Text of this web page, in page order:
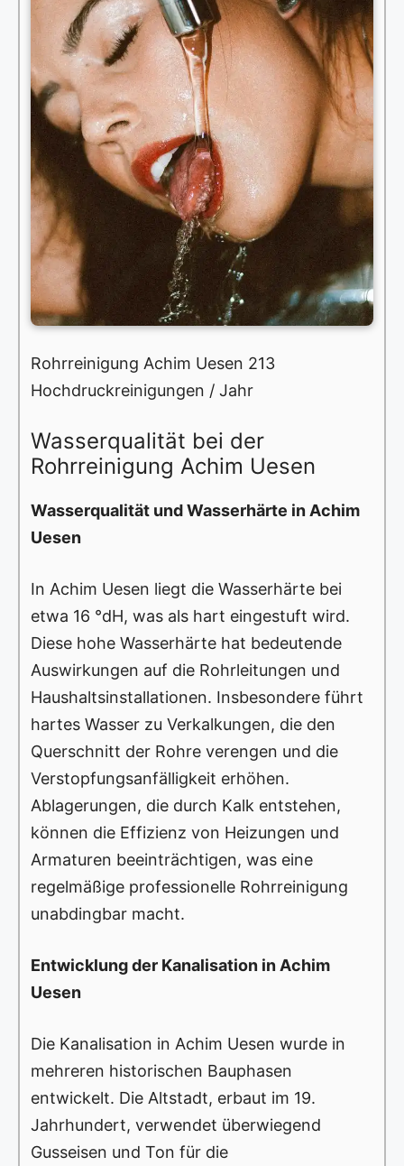
Rohrreinigung Achim Uesen 213
Hochdruckreinigungen / Jahr
Wasserqualität bei der
Rohrreinigung Achim Uesen
Wasserqualität und Wasserhärte in Achim
Uesen
In Achim Uesen liegt die Wasserhärte bei
etwa 16 °dH, was als hart eingestuft wird.
Diese hohe Wasserhärte hat bedeutende
Auswirkungen auf die Rohrleitungen und
Haushaltsinstallationen. Insbesondere führt
hartes Wasser zu Verkalkungen, die den
Querschnitt der Rohre verengen und die
Verstopfungsanfälligkeit erhöhen.
Ablagerungen, die durch Kalk entstehen,
können die Effizienz von Heizungen und
Armaturen beeinträchtigen, was eine
regelmäßige professionelle Rohrreinigung
unabdingbar macht.
Entwicklung der Kanalisation in Achim
Uesen
Die Kanalisation in Achim Uesen wurde in
mehreren historischen Bauphasen
entwickelt. Die Altstadt, erbaut im 19.
Jahrhundert, verwendet überwiegend
Gusseisen und Ton für die